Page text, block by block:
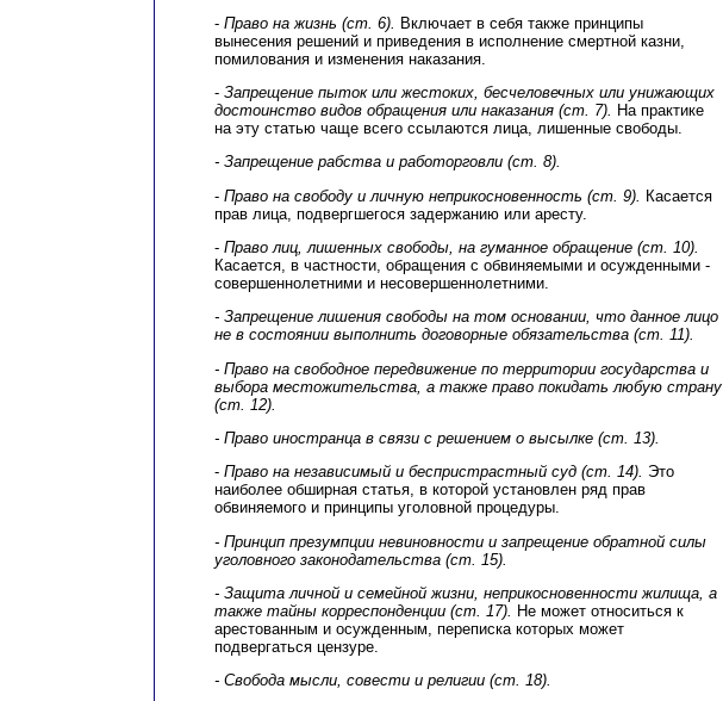
- Право на жизнь (ст. 6).
Включает в себя также принципы
вынесения решений и приведения в исполнение смертной казни,
помилования и изменения наказания.
- Запрещение пыток или жестоких, бесчеловечных или унижающих
достоинство видов обращения или наказания (ст. 7). На практике
на эту статью чаще всего ссылаются лица, лишенные свободы.
- Запрещение рабства и работорговли (ст. 8).
- Право на свободу и личную неприкосновенность (ст. 9).
Касается
прав лица, подвергшегося задержанию или аресту.
- Право лиц, лишенных свободы, на гуманное обращение (ст. 10).
Касается, в частности, обращения с обвиняемыми и осужденными -
совершеннолетними и несовершеннолетними.
- Запрещение лишения свободы на том основании, что данное лицо
не в состоянии выполнить договорные обязательства (ст. 11).
- Право на свободное передвижение по территории государства и
выбора местожительства, а также право покидать любую страну
(ст. 12).
- Право иностранца в связи с решением о высылке (ст. 13).
- Право на независимый и беспристрастный суд (ст. 14). Это
наиболее обширная статья, в которой установлен ряд прав
обвиняемого и принципы уголовной процедуры.
- Принцип презумпции невиновности и запрещение обратной силы
уголовного законодательства (ст. 15).
- Защита личной и семейной жизни, неприкосновенности жилища, а
также тайны корреспонденции (ст. 17). Не может относиться к
арестованным и осужденным, переписка которых может
подвергаться цензуре.
- Свобода мысли, совести и религии (ст. 18).